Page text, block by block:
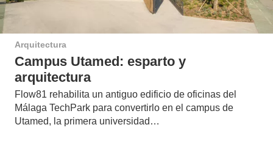
Arquitectura
Campus Utamed: esparto y
arquitectura
Flow81 rehabilita un antiguo edificio de oficinas del
Málaga TechPark para convertirlo en el campus de
Utamed, la primera universidad…